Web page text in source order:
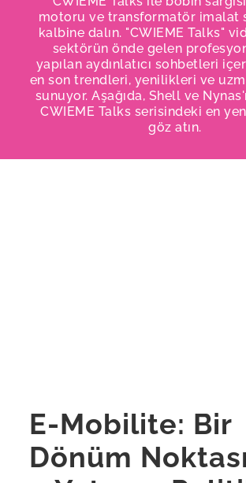
motoru ve transformatör imalat
kalbine dalın. "CWIEME Talks"
sektörün önde gelen
yapılan aydınlatıcı sohbetleri
en son trendleri, yenilikleri ve
sunuyor. Aşağıda, Shell ve
CWIEME Talks serisindeki en
göz atın.
E-Mobilite: Bir
Dönüm